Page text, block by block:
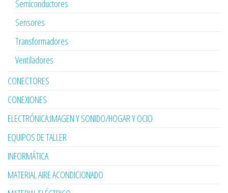
Semiconductores
Sensores
Transformadores
Ventiladores
CONECTORES
CONEXIONES
ELECTRÓNICA:IMAGEN Y SONIDO/HOGAR Y OCIO
EQUIPOS DE TALLER
INFORMÁTICA
MATERIAL AIRE ACONDICIONADO